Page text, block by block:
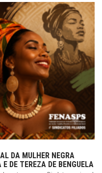
DA MULHER NEGRA
DE TEREZA DE BENGUELA